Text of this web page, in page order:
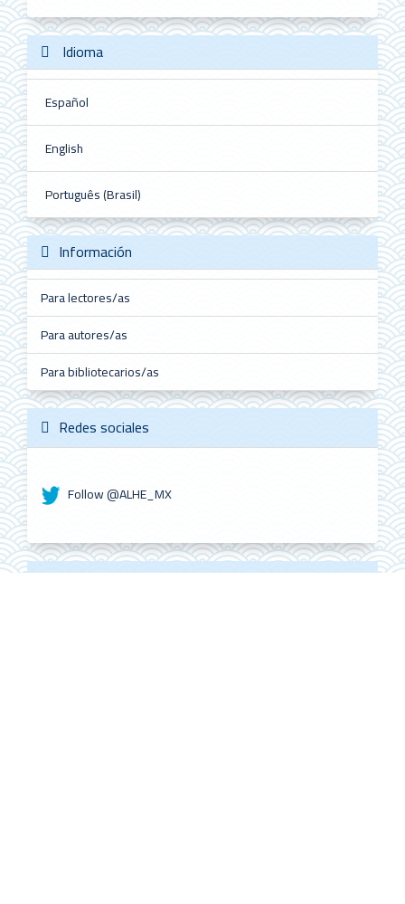
Idioma
Español
English
Português (Brasil)
Información
Para lectores/as
Para autores/as
Para bibliotecarios/as
Redes sociales
Follow @ALHE_MX
ALHE Citescore